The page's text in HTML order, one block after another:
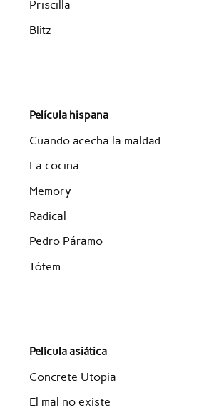
Priscilla
Blitz
Película hispana
Cuando acecha la maldad
La cocina
Memory
Radical
Pedro Páramo
Tótem
Película asiática
Concrete Utopia
El mal no existe